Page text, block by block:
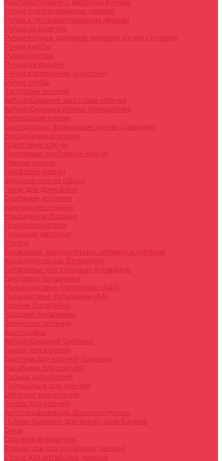
Комплектующие к дверным ручкам
Ручки для раздвижных дверей
Ручки к противопожарным дверям
Ручки на розетке
Ручки-кольца, дверные молотки, ручки стучалки
Ручки кнобы
Ручки кнопки
Ручки на планке
Ручки раздельные, комплект
Ручки скобы
Заготовки ключей
Автомобильные заготовки ключей
Автомобильные ключи (спецключи)
Английские ключи
Бородковые, флажковые ключи (Дверняк)
Вертикальные ключи
Крестовые ключи
Помповые, трубчатые ключи
Разные ключи
Сейфовые ключи
Финские ключи (Abloy)
Чипы для домофона
Скобяные изделия
Крючки мебельные
Накладки амбарные
Полкодержатели
Пружины дверные
Уголки
Батарейки, аккумуляторы, элементы питания
Аккумуляторные батарейки
Батарейки для слуховых аппаратов
Дисковые батарейки
Мизинчиковые батарейки (AAA)
Пальчиковые батарейки (AA)
Разные батарейки
Часовые батарейки
Элементы питания
Аксессуары
Автомобильные брелоки
Бирки для ключей
Брелоки для ключей (Брелки)
Карабины для ключей
Кольца для ключей
Полукольца для ключей
Цепочки для ключей
Чехлы для ключей
Автосигнализация, брелоки-пульты
Пульты-брелоки для ворот, шлагбаумов
Окна
Оконная фурнитура
Фурнитура для китайских дверей
Ручки для китайских дверей